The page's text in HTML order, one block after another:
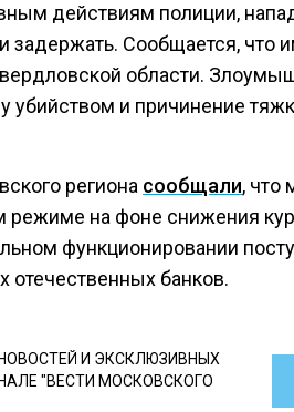
действиям полиции,
задержать. Сообщается, что
области.
убийством и причинение
региона сообщали, что
режиме на фоне снижения
функционировании
отечественных банков.
И ЭКСКЛЮЗИВНЫХ
"ВЕСТИ МОСКОВСКОГО